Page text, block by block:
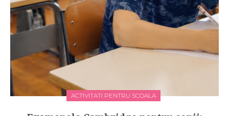
ACTIVITATI PENTRU SCOALA